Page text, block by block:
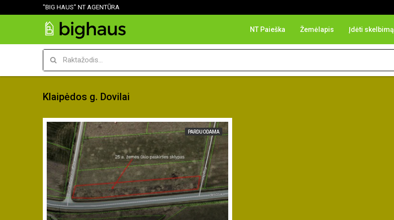
"BIG HAUS" NT AGENTŪRA
NT Paieška Žemėlapis Įdėti skelbimą
Klaipėdos g. Dovilai
PARDUODAMA